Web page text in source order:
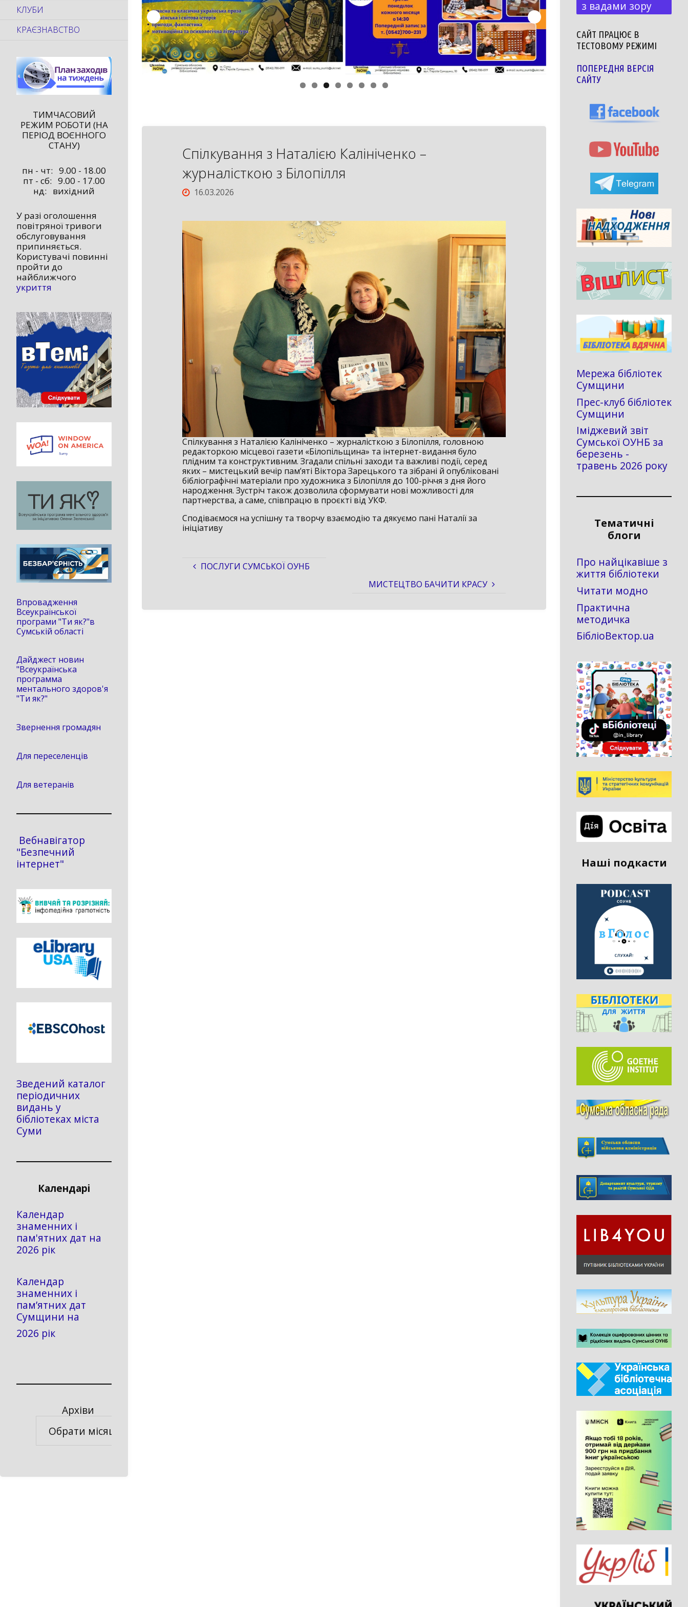
Спілкування з Наталією Калініченко –
журналісткою з Білопілля
16.03.2026
Спілкування з Наталією Калініченко – журналісткою з Білопілля, головною
редакторкою місцевої газети «Білопільщина» та інтернет-видання було
плідним та конструктивним. Згадали спільні заходи та важливі події, серед
яких – мистецький вечір пам’яті Віктора Зарецького та зібрані й опубліковані
бібліографічні матеріали про художника з Білопілля до 100-річчя з дня його
народження. Зустріч також дозволила сформувати нові можливості для
партнерства, а саме, співпрацю в проєкті від УКФ.
Сподіваємося на успішну та творчу взаємодію та дякуємо пані Наталії за
ініціативу
ПОСЛУГИ СУМСЬКОЇ ОУНБ
МИСТЕЦТВО БАЧИТИ КРАСУ
КЛУБИ
КРАЄЗНАВСТВО
ТИМЧАСОВИЙ
РЕЖИМ РОБОТИ (НА
ПЕРІОД ВОЄННОГО
СТАНУ)
пн - чт: 9.00 - 18.00
пт - сб: 9.00 - 17.00
нд: вихідний
У разі оголошення
повітряної тривоги
обслуговування
припиняється.
Користувачі повинні
пройти до
найближчого
укриття
Впровадження
Всеукраїнської
програми "Ти як?"в
Сумській області
Дайджест новин
"Всеукраїнська
программа
ментального здоров'я
"Ти як?"
Звернення громадян
Для переселенців
Для ветеранів
Вебнавігатор
"Безпечний
інтернет"
Зведений каталог
періодичних
видань у
бібліотеках міста
Суми
Календарі
Календар
знаменних і
пам'ятних дат на
2026 рік
Календар
знаменних і
пам’ятних дат
Сумщини на
2026 рік
Архіви
з вадами зору
САЙТ ПРАЦЮЄ В
ТЕСТОВОМУ РЕЖИМІ
ПОПЕРЕДНЯ ВЕРСІЯ
САЙТУ
Мережа бібліотек
Сумщини
Прес-клуб бібліотек
Сумщини
Іміджевий звіт
Сумської ОУНБ за
березень -
травень 2026 року
Тематичні
блоги
Про найцікавіше з
життя бібліотеки
Читати модно
Практична
методичка
БібліоВектор.ua
Наші подкасти